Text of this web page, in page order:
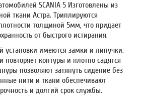
SCANIA 5 Изготовлены из
ткани Астра. Триплируются
толщиной 5мм, что придает
от быстрого истирания.
установки имеются замки и липучки.
повторяет контуры и плотно садятся
позволяют затянуть сидение без
нити и ткани обеспечивают
и долгий срок службы.